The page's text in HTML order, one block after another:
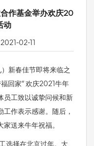
作基金举办欢庆20
动
2021-02-11
新春佳节即将来临之
回家” 欢庆2021牛年
员工致以诚挚问候和新
作表示感谢。随后，
送来牛年祝福。